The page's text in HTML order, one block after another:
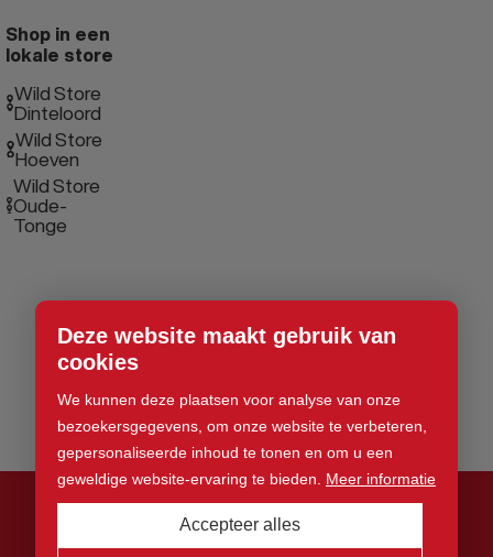
Deze website maakt gebruik van
cookies
We kunnen deze plaatsen voor analyse van onze
bezoekersgegevens, om onze website te verbeteren,
gepersonaliseerde inhoud te tonen en om u een
geweldige website-ervaring te bieden. Meer informatie
Accepteer alles
Shop in een
lokale store
Wild Store
Dinteloord
Wild Store
Hoeven
Wild Store
Oude-
Tonge
© 2026 Wild Store. Alle rechten voorbehouden